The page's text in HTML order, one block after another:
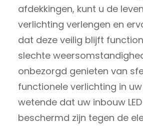
afdekkingen, kunt u de
verlichting verlengen en
dat deze veilig blijft
slechte
onbezorgd genieten van
functionele verlichting in
wetende dat uw inbouw
beschermd zijn tegen de